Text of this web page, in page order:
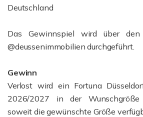
Deutschland
Das Gewinnspiel wird über den
@deussenimmobilien durchgeführt.
Gewinn
Verlost wird ein Fortuna
2026/2027 in der Wunschgröße
soweit die gewünschte Größe